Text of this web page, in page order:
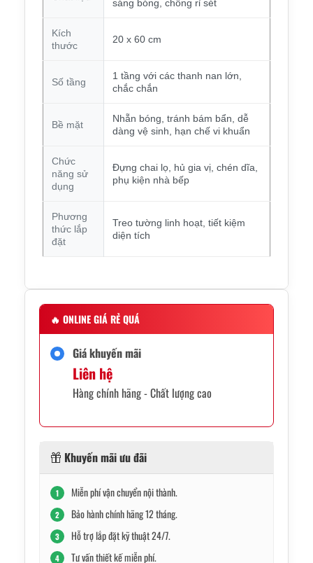
sáng bóng, chống rỉ sét
Kích
thước
20 x 60 cm
Số tầng
1 tầng với các thanh nan lớn,
chắc chắn
Bề mặt
Nhẵn bóng, tránh bám bẩn, dễ
dàng vệ sinh, hạn chế vi khuẩn
Chức
năng sử
dụng
Đựng chai lọ, hủ gia vị, chén dĩa,
phụ kiện nhà bếp
Phương
thức lắp
đặt
Treo tường linh hoạt, tiết kiệm
diện tích
🔥 ONLINE GIÁ RẺ QUÁ
Giá khuyến mãi
Liên hệ
Hàng chính hãng - Chất lượng cao
Khuyến mãi ưu đãi
1 Miễn phí vận chuyển nội thành.
2 Bảo hành chính hãng 12 tháng.
3 Hỗ trợ lắp đặt kỹ thuật 24/7.
4 Tư vấn thiết kế miễn phí.